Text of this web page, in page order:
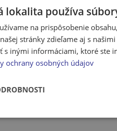
TVAROVKY
priečkové
z prostého
betón...
po prihlásení
u dodávateľa
€ bez DPH
lokalita používa
na prispôsobenie
stránky zdieľame aj s
s inými informáciami, ktoré ste
ochrany osobných údajov